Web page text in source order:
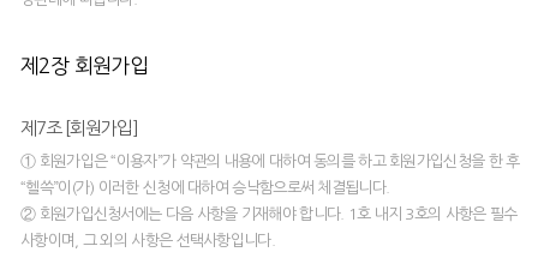
제2장 회원가입
제7조 [회원가입]
① 회원가입은 “이용자”가 약관의 내용에 대하여 동의를 하고 회원가입신청을 한 후
“헬쓱”이(가) 이러한 신청에 대하여 승낙함으로써 체결됩니다.
② 회원가입신청서에는 다음 사항을 기재해야 합니다. 1호 내지 3호의 사항은 필수
사항이며, 그 외의 사항은 선택사항입니다.